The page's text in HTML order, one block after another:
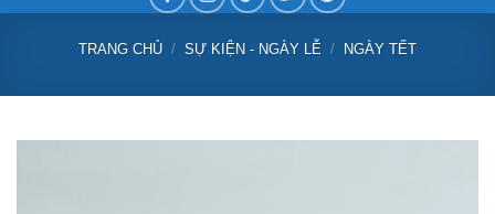
TRANG CHỦ / SỰ KIỆN - NGÀY LỄ / NGÀY TẾT